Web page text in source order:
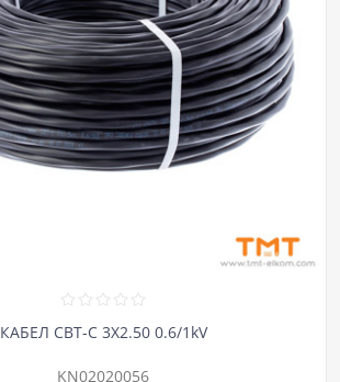
КАБЕЛ СВТ-С 3Х2.50 0.6/1kV
KN02020056